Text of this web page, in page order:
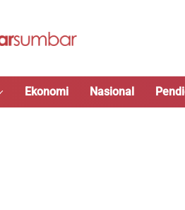
Ekonomi Nasional